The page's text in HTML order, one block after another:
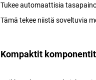
Tukee automaattisia
Tämä tekee niistä soveltuvia
Kompaktit